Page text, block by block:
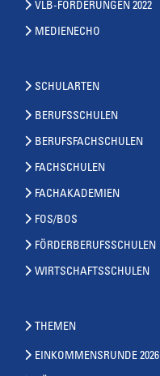
VLB-FORDERUNGEN 2022
MEDIENECHO
SCHULARTEN
BERUFSSCHULEN
BERUFSFACHSCHULEN
FACHSCHULEN
FACHAKADEMIEN
FOS/BOS
FÖRDERBERUFSSCHULEN
WIRTSCHAFTSSCHULEN
THEMEN
EINKOMMENSRUNDE 2026